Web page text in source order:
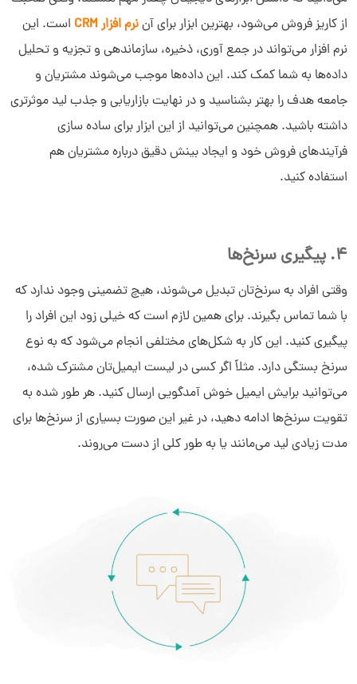
از کاریز فروش می‌شود، بهترین ابزار برای آننرم افزار CRM
است. این
نرم افزار می‌تواند در جمع آوری، ذخیره، سازماندهی و تجزیه و تحلیل
داده‌ها به شما کمک‌ کند. این داده‌ها موجب می‌شوند مشتریان و
جامعه هدف را بهتر بشناسید و در نهایت بازاریابی و جذب لید موثرتری
داشته باشید. همچنین می‌توانید از این ابزار برای ساده سازی
فرآیندهای فروش خود و ایجاد بینش دقیق درباره مشتریان هم
استفاده کنید.
4. پیگیری سرنخ‌ها
وقتی افراد به سرنخ‌تان تبدیل می‌شوند، هیچ تضمینی وجود ندارد که
با شما تماس بگیرند. برای همین لازم است که خیلی زود این افراد را
پیگیری کنید. این کار به شکل‌های مختلفی انجام می‌شود که به نوع
سرنخ بستگی دارد. مثلاً اگر کسی در لیست ایمیل‌تان مشترک شده،
می‌توانید برایش ایمیل خوش آمدگویی ارسال کنید. هر طور شده به
تقویت سرنخ‌ها ادامه دهید، در غیر این صورت بسیاری از سرنخ‌ها برای
مدت زیادی لید می‌مانند یا به طور کلی از دست می‌روند.
سلام به شما :)
دیدار چیست؟
دیدار به چه کسب و کارهایی کمک می‌کند؟